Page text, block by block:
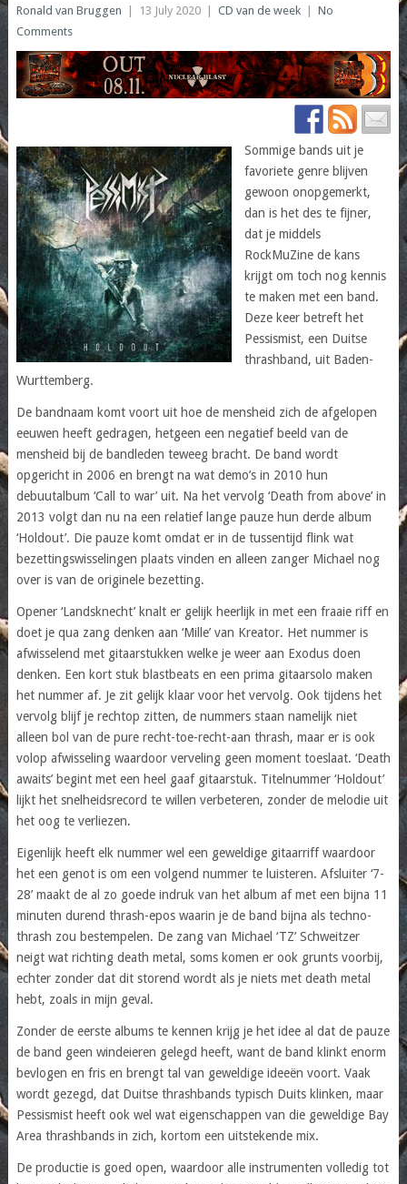
Ronald van Bruggen 13 July 2020 CD van de week
No
Comments
Sommige bands uit je
favoriete genre blijven
gewoon onopgemerkt,
dan is het des te fijner,
dat je middels
RockMuZine de kans
krijgt om toch nog kennis
te maken met een band.
Deze keer betreft het
Pessismist, een Duitse
thrashband, uit Baden-
Wurttemberg.
De bandnaam komt voort uit hoe de mensheid zich de afgelopen
eeuwen heeft gedragen, hetgeen een negatief beeld van de
mensheid bij de bandleden teweeg bracht. De band wordt
opgericht in 2006 en brengt na wat demo’s in 2010 hun
debuutalbum ‘Call to war’ uit. Na het vervolg ‘Death from above’ in
2013 volgt dan nu na een relatief lange pauze hun derde album
‘Holdout’. Die pauze komt omdat er in de tussentijd flink wat
bezettingswisselingen plaats vinden en alleen zanger Michael nog
over is van de originele bezetting.
Opener ‘Landsknecht’ knalt er gelijk heerlijk in met een fraaie riff en
doet je qua zang denken aan ‘Mille’ van Kreator. Het nummer is
afwisselend met gitaarstukken welke je weer aan Exodus doen
denken. Een kort stuk blastbeats en een prima gitaarsolo maken
het nummer af. Je zit gelijk klaar voor het vervolg. Ook tijdens het
vervolg blijf je rechtop zitten, de nummers staan namelijk niet
alleen bol van de pure recht-toe-recht-aan thrash, maar er is ook
volop afwisseling waardoor verveling geen moment toeslaat. ‘Death
awaits’ begint met een heel gaaf gitaarstuk. Titelnummer ‘Holdout’
lijkt het snelheidsrecord te willen verbeteren, zonder de melodie uit
het oog te verliezen.
Eigenlijk heeft elk nummer wel een geweldige gitaarriff waardoor
het een genot is om een volgend nummer te luisteren. Afsluiter ‘7-
28’ maakt de al zo goede indruk van het album af met een bijna 11
minuten durend thrash-epos waarin je de band bijna als techno-
thrash zou bestempelen. De zang van Michael ‘TZ’ Schweitzer
neigt wat richting death metal, soms komen er ook grunts voorbij,
echter zonder dat dit storend wordt als je niets met death metal
hebt, zoals in mijn geval.
Zonder de eerste albums te kennen krijg je het idee al dat de pauze
de band geen windeieren gelegd heeft, want de band klinkt enorm
bevlogen en fris en brengt tal van geweldige ideeën voort. Vaak
wordt gezegd, dat Duitse thrashbands typisch Duits klinken, maar
Pessismist heeft ook wel wat eigenschappen van die geweldige Bay
Area thrashbands in zich, kortom een uitstekende mix.
De productie is goed open, waardoor alle instrumenten volledig tot